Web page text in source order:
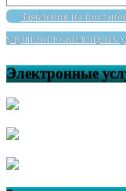
Заявления на
улучшению жилищных
Электронные